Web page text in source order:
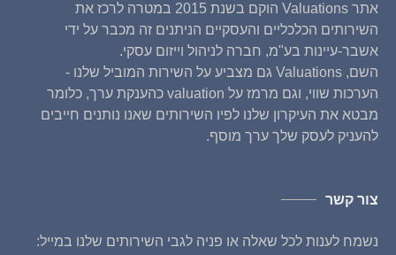
אתר Valuations הוקם בשנת 2015 במטרה לרכז את
השירותים הכלכליים והעסקיים הניתנים זה מכבר על ידי
אשבר-עיינות בע"מ, חברה לניהול וייזום עסקי.
השם, Valuations גם מצביע על השירות המוביל שלנו -
הערכות שווי, וגם מרמז על valuation כהענקת ערך, כלומר
מבטא את העיקרון שלנו לפיו השירותים שאנו נותנים חייבים
להעניק לעסק שלך ערך מוסף.
צור קשר
נשמח לענות לכל שאלה או פניה לגבי השירותים שלנו במייל: